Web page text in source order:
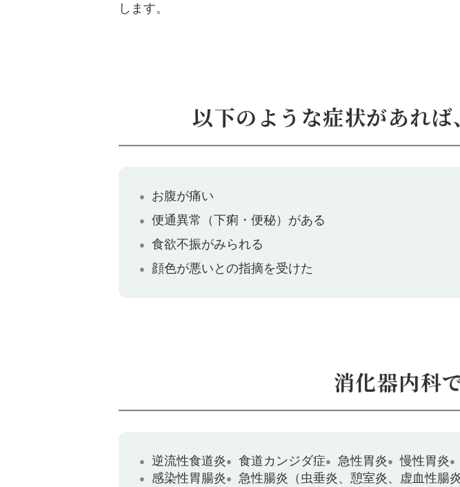
します。
以下のような症状があれば、
お腹が痛い
便通異常（下痢・便秘）がある
食欲不振がみられる
顔色が悪いとの指摘を受けた
消化器内科
逆流性食道炎 食道カンジダ症 急性胃炎 慢性胃炎
感染性胃腸炎
急性腸炎（虫垂炎、憩室炎、虚血性腸炎